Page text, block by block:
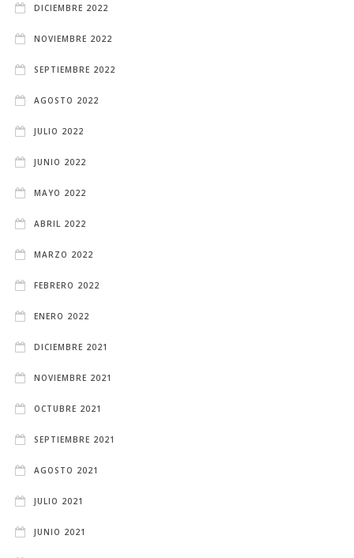
DICIEMBRE 2022
NOVIEMBRE 2022
SEPTIEMBRE 2022
AGOSTO 2022
JULIO 2022
JUNIO 2022
MAYO 2022
ABRIL 2022
MARZO 2022
FEBRERO 2022
ENERO 2022
DICIEMBRE 2021
NOVIEMBRE 2021
OCTUBRE 2021
SEPTIEMBRE 2021
AGOSTO 2021
JULIO 2021
JUNIO 2021